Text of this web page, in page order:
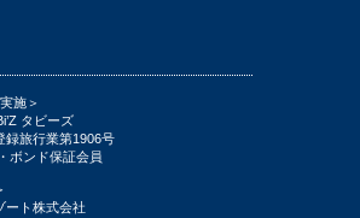
施＞
タビーズ
録旅行業第1906号
ボンド保証会員
ート株式会社